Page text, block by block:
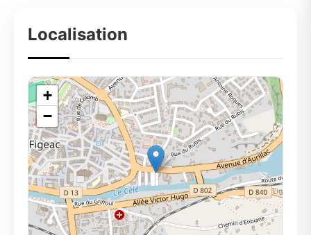
Localisation
+
−